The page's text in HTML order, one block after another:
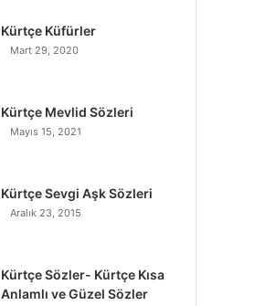
Kürtçe Küfürler
Mart 29, 2020
Kürtçe Mevlid Sözleri
Mayıs 15, 2021
Kürtçe Sevgi Aşk Sözleri
Aralık 23, 2015
Kürtçe Sözler- Kürtçe Kısa
Anlamlı ve Güzel Sözler